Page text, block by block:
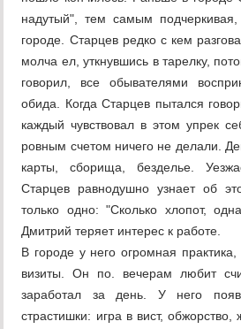
надутый", тем самым
городе. Старцев редко с кем
молча ел, уткнувшись в тарелку,
говорил, все обывателями
обида. Когда Старцев пытался
каждый чувствовал в этом упрек
ровным счетом ничего не делали.
карты, сборища, безделье.
Старцев равнодушно узнает об
только одно: "Сколько хлопот,
Дмитрий теряет интерес к работе.
В городе у него огромная
визиты. Он по. вечерам любит
заработал за день. У него
страстишки: игра в вист,